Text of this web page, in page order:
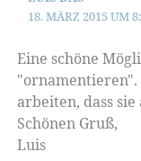
18. MÄRZ 2015 UM
Eine schöne
"ornamentieren".
arbeiten, dass
Schönen Gruß,
Luis